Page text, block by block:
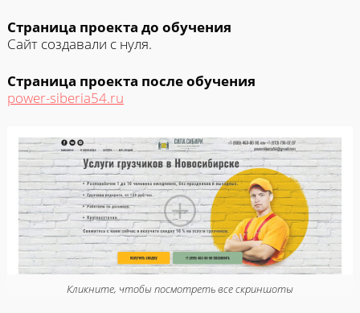
Страница проекта до обучения
Сайт создавали с нуля.
Страница проекта после обучения
power-siberia54.ru
Кликните, чтобы посмотреть все скриншоты